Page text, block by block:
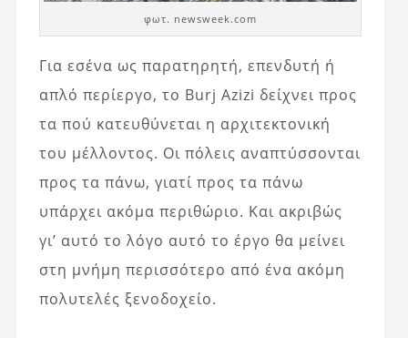
φωτ. newsweek.com
Για εσένα ως παρατηρητή, επενδυτή ή
απλό περίεργο, το Burj Azizi δείχνει προς
τα πού κατευθύνεται η αρχιτεκτονική
του μέλλοντος. Οι πόλεις αναπτύσσονται
προς τα πάνω, γιατί προς τα πάνω
υπάρχει ακόμα περιθώριο. Και ακριβώς
γι’ αυτό το λόγο αυτό το έργο θα μείνει
στη μνήμη περισσότερο από ένα ακόμη
πολυτελές ξενοδοχείο.